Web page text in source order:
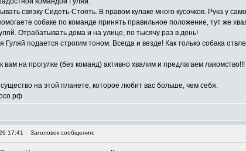
связку Сидеть-Стоять. В правом кулаке много кусочков. Рука у
собаке по команде принять правильное положение, тут же
Отрабатывать дома и на улице, по тысячу раз в день!
подается строгим тоном. Всегда и везде! Как только собака
на прогулке (без команд) активно хвалим и предлагаем лакомство!!!
на этой планете, которое любит вас больше, чем себя.
17:41 Заголовок сообщения: